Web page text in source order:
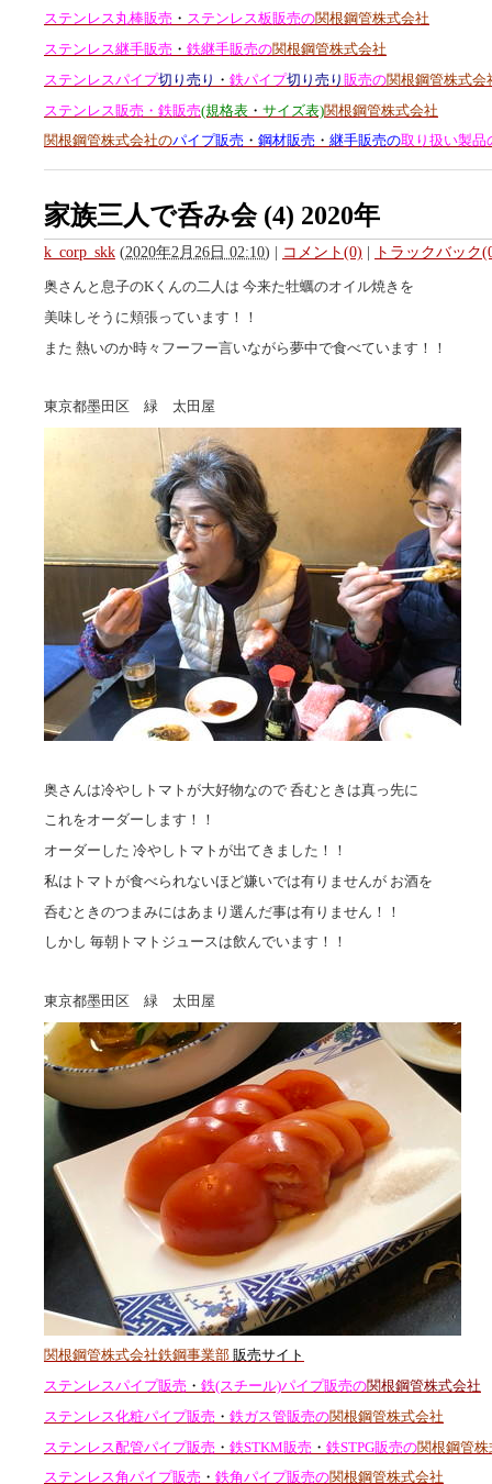
ステンレス丸棒販売 ・ ステンレス板販売の関根鋼管株式会社
ステンレス継手販売 ・ 鉄継手販売の関根鋼管株式会社
ステンレスパイプ切り売り ・ 鉄パイプ切り売り 販売の関根鋼管株式会
ステンレス販売・鉄販売(規格表 ・ サイズ表)関根鋼管株式会社
関根鋼管株式会社のパイプ販売 ・ 鋼材販売 ・ 継手販売の取り扱い製品
家族三人で呑み会 (4) 2020年
k_corp_skk (2020年2月26日 02:10) | コメント(0) | トラックバック
奥さんと息子のKくんの二人は 今来た牡蠣のオイル焼きを
美味しそうに頬張っています！！
また 熱いのか時々フーフー言いながら夢中で食べています！！
東京都墨田区 緑 太田屋
奥さんは冷やしトマトが大好物なので 呑むときは真っ先に
これをオーダーします！！
オーダーした 冷やしトマトが出てきました！！
私はトマトが食べられないほど嫌いでは有りませんが お酒を
呑むときのつまみにはあまり選んだ事は有りません！！
しかし 毎朝トマトジュースは飲んでいます！！
東京都墨田区 緑 太田屋
関根鋼管株式会社鉄鋼事業部 販売サイト
ステンレスパイプ販売 ・ 鉄(スチール)パイプ販売の関根鋼管株式会社
ステンレス化粧パイプ販売 ・ 鉄ガス管販売の関根鋼管株式会社
ステンレス配管パイプ販売 ・ 鉄STKM販売 ・ 鉄STPG販売の関根鋼管株
ステンレス角パイプ販売 ・ 鉄角パイプ販売の関根鋼管株式会社